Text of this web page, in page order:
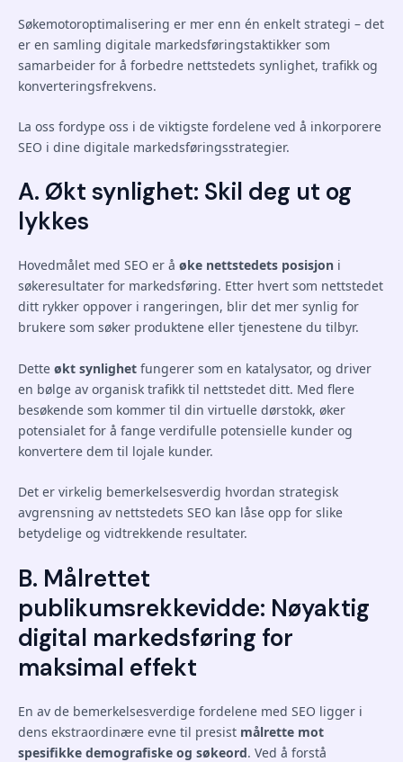
Søkemotoroptimalisering er mer enn én enkelt strategi – det
er en samling digitale markedsføringstaktikker som
samarbeider for å forbedre nettstedets synlighet, trafikk og
konverteringsfrekvens.
La oss fordype oss i de viktigste fordelene ved å inkorporere
SEO i dine digitale markedsføringsstrategier.
A. Økt synlighet: Skil deg ut og
lykkes
Hovedmålet med SEO er å øke nettstedets posisjon i
søkeresultater for markedsføring. Etter hvert som nettstedet
ditt rykker oppover i rangeringen, blir det mer synlig for
brukere som søker produktene eller tjenestene du tilbyr.
Dette økt synlighet fungerer som en katalysator, og driver
en bølge av organisk trafikk til nettstedet ditt. Med flere
besøkende som kommer til din virtuelle dørstokk, øker
potensialet for å fange verdifulle potensielle kunder og
konvertere dem til lojale kunder.
Det er virkelig bemerkelsesverdig hvordan strategisk
avgrensning av nettstedets SEO kan låse opp for slike
betydelige og vidtrekkende resultater.
B. Målrettet
publikumsrekkevidde: Nøyaktig
digital markedsføring for
maksimal effekt
En av de bemerkelsesverdige fordelene med SEO ligger i
dens ekstraordinære evne til presist målrette mot
spesifikke demografiske og søkeord. Ved å forstå